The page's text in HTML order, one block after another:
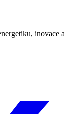
inovace a